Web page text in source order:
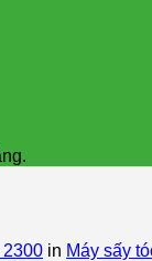
2300 in Máy sấy